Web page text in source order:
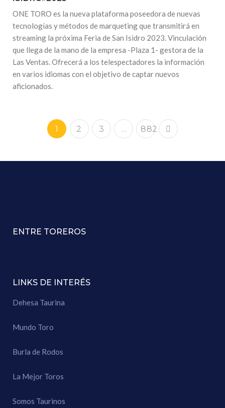
ONE TORO es la nueva plataforma poseedora de nuevas
tecnologías y métodos de marqueting que transmitirá en
streaming la próxima Feria de San Isidro 2023. Vinculación
que llega de la mano de la empresa -Plaza 1- gestora de la
Las Ventas. Ofrecerá a los telespectadores la información
en varios idiomas con el objetivo de captar nuevos
aficionados.
1 2 3 … 882
ENTRE TOREROS
LINKS DE INTERÉS
Dehesa Taurina
Mundo Toro
Burla de Rodos
La Mejor Toros
Somos Taurinos